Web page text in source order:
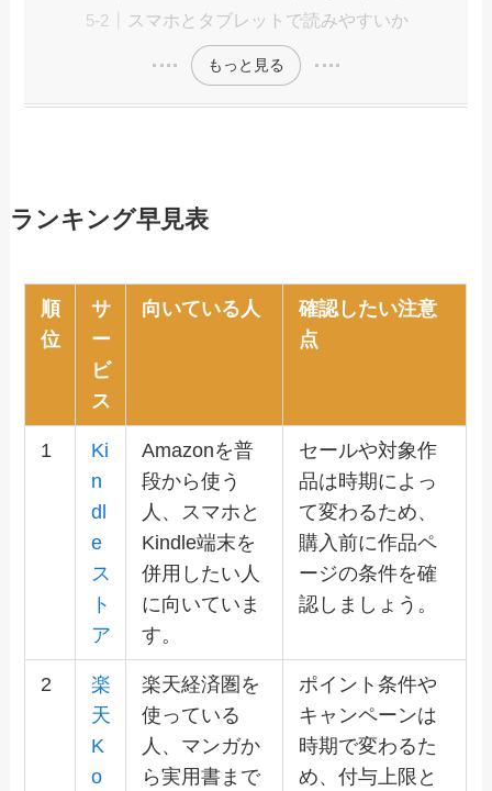
スマホとタブレットで読みやすいか
もっと見る
ランキング早見表
順
位
サ
ー
ビ
ス
向いている人
確認したい注意
点
1
Ki
n
dl
e
ス
ト
ア
Amazonを普
段から使う
人、スマホと
Kindle端末を
併用したい人
に向いていま
す。
セールや対象作
品は時期によっ
て変わるため、
購入前に作品ペ
ージの条件を確
認しましょう。
2
楽
天
K
o
楽天経済圏を
使っている
人、マンガか
ら実用書まで
ポイント条件や
キャンペーンは
時期で変わるた
め、付与上限と